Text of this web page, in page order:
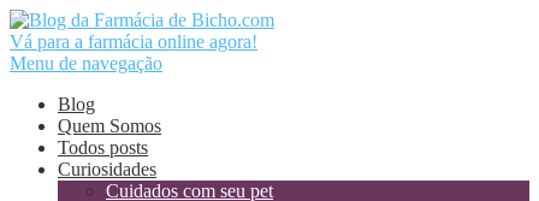
Vá para a farmácia online agora!
Menu de navegação
Blog
Quem Somos
Todos posts
Curiosidades
Cuidados com seu pet